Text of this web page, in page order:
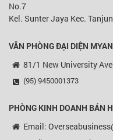
No.7
Kel. Sunter Jaya Kec.
VĂN PHÒNG ĐẠI DIỆN
81/1 New University
(95) 9450001373
PHÒNG KINH DOANH BÁN
Email: